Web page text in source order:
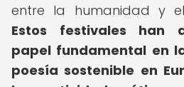
entre la humanidad y
Estos festivales han
papel fundamental en
poesía sostenible en